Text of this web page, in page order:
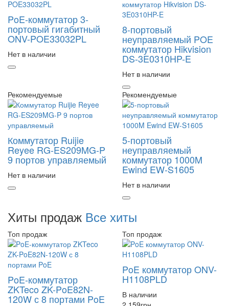
PoE-коммутатор 3-
портовый гигабитный
ONV-POE33032PL
Нет в наличии
8-портовый
неуправляемый POE
коммутатор Hikvision
DS-3E0310HP-E
Нет в наличии
Рекомендуемые
Коммутатор Ruijie
Reyee RG-ES209MG-P
9 портов управляемый
Нет в наличии
Рекомендуемые
5-портовый
неуправляемый
коммутатор 1000M
Ewind EW-S1605
Нет в наличии
Хиты продаж Все хиты
Топ продаж
PoE-коммутатор
ZKTeco ZK-PoE82N-
120W с 8 портами PoE
Топ продаж
PoE коммутатор ONV-
H1108PLD
В наличии